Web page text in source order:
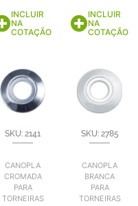
INCLUIR
NA
COTAÇÃO
INCLUIR
NA
COTAÇÃO
SKU: 2141
CANOPLA
CROMADA
PARA
TORNEIRAS
SKU: 2785
CANOPLA
BRANCA
PARA
TORNEIRAS